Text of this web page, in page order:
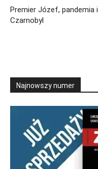
Premier Józef, pandemia i
Czarnobyl
Najnowszy numer